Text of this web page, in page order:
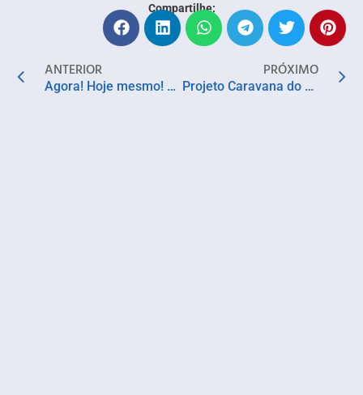
Compartilhe:
ANTERIOR
Agora! Hoje mesmo! Seja um incentivador do projeto ”Segundas do Chorinho”
PRÓXIMO
Projeto Caravana do Meio Tempo chega em Cajazeiras